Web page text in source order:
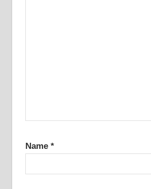
Name *